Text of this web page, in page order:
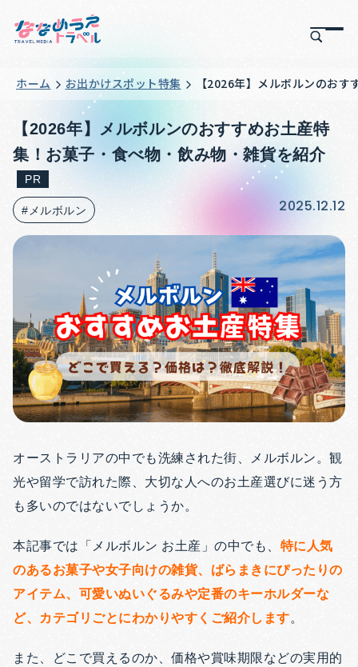
ホーム お出かけスポット特集 【2026年】メルボルンのお
【2026年】メルボルンのおすすめお土産特
集！お菓子・食べ物・飲み物・雑貨を紹介
PR
#メルボルン 2025.12.12
オーストラリアの中でも洗練された街、メルボルン。観
光や留学で訪れた際、大切な人へのお土産選びに迷う方
も多いのではないでしょうか。
本記事では「メルボルン お土産」の中でも、 特に人気
のあるお菓子や女子向けの雑貨、ばらまきにぴったりの
アイテム、可愛いぬいぐるみや定番のキーホルダーな
ど、カテゴリごとにわかりやすくご紹介します。
また、どこで買えるのか、価格や賞味期限などの実用的